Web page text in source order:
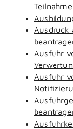
Ausdruck
Ausfuhr
Ausfuhr